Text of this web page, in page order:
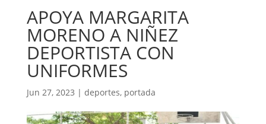
APOYA MARGARITA
MORENO A NIÑEZ
DEPORTISTA CON
UNIFORMES
Jun 27, 2023 | deportes, portada